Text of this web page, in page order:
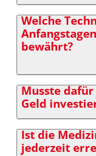
Welche
bewährt?
Musste dafür
Geld
Ist die
jederzeit